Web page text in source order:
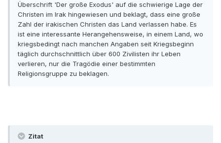
Überschrift 'Der große Exodus' auf die schwierige Lage der
Christen im Irak hingewiesen und beklagt, dass eine große
Zahl der irakischen Christen das Land verlassen habe. Es
ist eine interessante Herangehensweise, in einem Land, wo
kriegsbedingt nach manchen Angaben seit Kriegsbeginn
täglich durchschnittlich über 600 Zivilisten ihr Leben
verlieren, nur die Tragödie einer bestimmten
Religionsgruppe zu beklagen.
Zitat